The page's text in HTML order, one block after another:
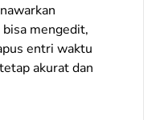
mengedit,
entri waktu
akurat dan